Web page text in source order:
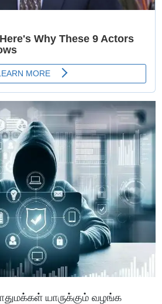
யாருக்கும் வழங்க